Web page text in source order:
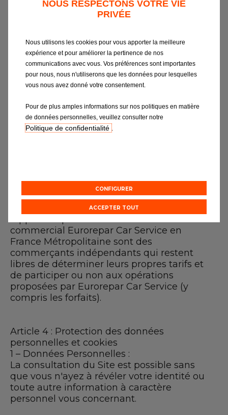
prix de vente maximum conseillés en
France métropolitaine et n'engagent ni
son réseau commercial.
Les services présentés sur ce site sont
ceux qui peuvent être proposés par les
participant.
Les prix mentionnés à titre indicatif
s'entendent hors pose, sauf s'il s'agit de
votre disposition pour répondre à toutes
vos questions concernant les produits et
services présentés sur ce site. Nous vous
commercial Eurorepar Car Service en
France Métropolitaine sont des
commerçants indépendants qui restent
libres de déterminer leurs propres tarifs et
de participer ou non aux opérations
proposées par Eurorepar Car Service (y
compris les forfaits).
Article 4 : Protection des données
personnelles et cookies
1 – Données Personnelles :
La consultation du Site est possible sans
que vous n'ayez à révéler votre identité ou
toute autre information à caractère
personnel vous concernant.
NOUS RESPECTONS VOTRE VIE
PRIVÉE
Nous utilisons les cookies pour vous apporter la meilleure
expérience et pour améliorer la pertinence de nos
communications avec vous. Vos préférences sont importantes
pour nous, nous n'utiliserons que les données pour lesquelles
vous nous avez donné votre consentement.
Pour de plus amples informations sur nos politiques en matière
de données personnelles, veuillez consulter notre
Politique de confidentialité .
CONFIGURER
ACCEPTER TOUT